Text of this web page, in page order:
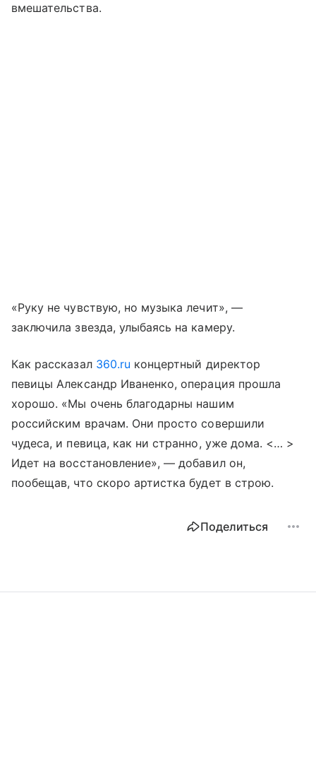
вмешательства.
«Руку не чувствую, но музыка лечит», —
заключила звезда, улыбаясь на камеру.
Как рассказал 360.ru концертный директор
певицы Александр Иваненко, операция прошла
хорошо. «Мы очень благодарны нашим
российским врачам. Они просто совершили
чудеса, и певица, как ни странно, уже дома. <… >
Идет на восстановление», — добавил он,
пообещав, что скоро артистка будет в строю.
Поделиться